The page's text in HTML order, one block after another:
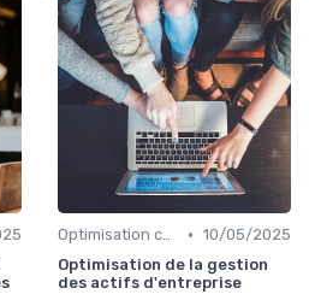
Optimisation coûts • 10/05/2025
Optimisation de la gestion
des actifs d'entreprise